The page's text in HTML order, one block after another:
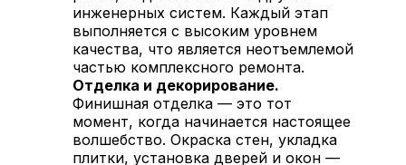
инженерных систем. Каждый этап
выполняется с высоким уровнем
качества, что является неотъемлемой
частью комплексного ремонта.
Отделка и декорирование.
Финишная отделка — это тот
момент, когда начинается настоящее
волшебство. Окраска стен, укладка
плитки, установка дверей и окон —